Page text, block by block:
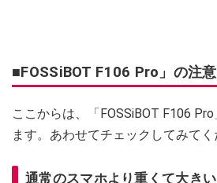
■FOSSiBOT F106 Pro」の注
ここからは、「FOSSiBOT F106
ます。あわせてチェックしてみてく
通常のスマホより重くて大きい